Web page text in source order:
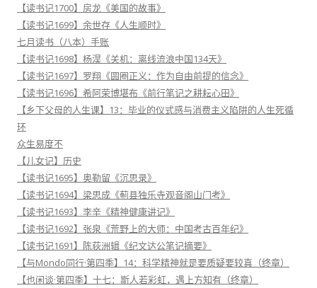
【读书记1700】房龙《美国的故事》
【读书记1699】余世存《人生顺时》
七月读书（八本）手账
【读书记1698】杨淏《关机：离线流浪中国134天》
【读书记1697】罗翔《圆圈正义：作为自由前提的信念》
【读书记1696】希阿荣博堪布《前行笔记之耕耘心田》
【乡下父母的人生课】13：毕业的仪式感与消费主义陷阱的人生死循
环
众生易度不
【儿女记】历史
【读书记1695】奥勒留《沉思录》
【读书记1694】梁思成《蓟县独乐寺观音阁山门考》
【读书记1693】李辛《精神健康讲记》
【读书记1692】张泉《荒野上的大师：中国考古百年纪》
【读书记1691】陈荻洲辑《纪文达公笔记摘要》
【与Mondo同行·第四季】14：科学精神就是要质疑要较真（终章）
【也闲谈·第四季】十七：斯人若彩虹，遇上方知有（终章）